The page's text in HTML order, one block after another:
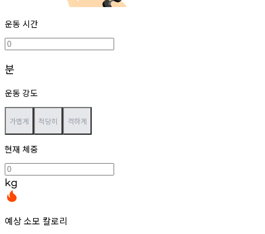
운동 시간
분
운동 강도
가볍게 적당히 격하게
현재 체중
kg
예상 소모 칼로리